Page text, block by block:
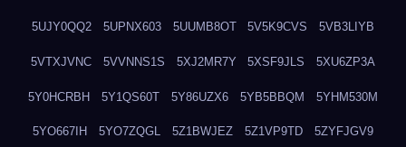
5UJY0QQ2 5UPNX603 5UUMB8OT 5V5K9CVS 5VB3LIYB
5VTXJVNC 5VVNNS1S 5XJ2MR7Y 5XSF9JLS 5XU6ZP3A
5Y0HCRBH 5Y1QS60T 5Y86UZX6 5YB5BBQM 5YHM530M
5YO667IH 5YO7ZQGL 5Z1BWJEZ 5Z1VP9TD 5ZYFJGV9